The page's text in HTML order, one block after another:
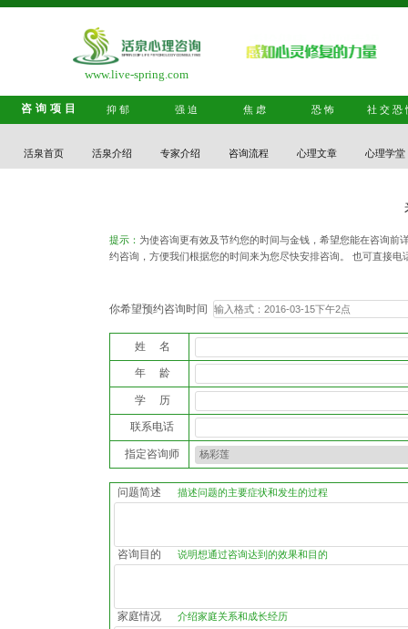
www.live-spring.com
咨询项目 抑郁 强迫 焦虑 恐怖 社交恐
活泉首页 活泉介绍 专家介绍 咨询流程 心理文章 心理学堂
提示： 为使咨询更有效及节约您的时间与金钱，希望您能在咨询前
约咨询，方便我们根据您的时间来为您尽快安排咨询。 也可直接电
你希望预约咨询时间
姓 名
年 龄
学 历
联系电话
指定咨询师
问题简述 描述问题的主要症状和发生的过程
咨询目的 说明想通过咨询达到的效果和目的
家庭情况 介绍家庭关系和成长经历